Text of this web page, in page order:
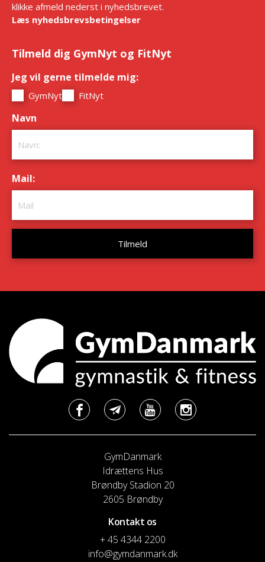
klikke afmeld nederst i nyhedsbrevet.
Læs nyhedsbrevsbetingelser
Tilmeld dig GymNyt og FitNyt
Jeg vil gerne tilmelde mig:
GymNyt FitNyt
Navn
Mail:
GymDanmark
Idrættens Hus
Brøndby Stadion 20
2605 Brøndby
Kontakt os
+ 45 4344 2200
info@gymdanmark.dk